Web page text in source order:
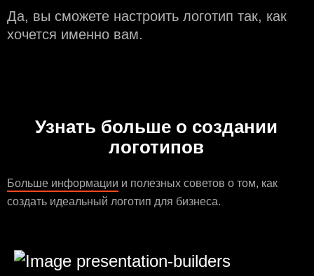
Да, вы сможете настроить логотип так, как
хочется именно вам.
Узнать больше о создании
логотипов
Больше информации и полезных советов о том, как
создать идеальный логотип для бизнеса.